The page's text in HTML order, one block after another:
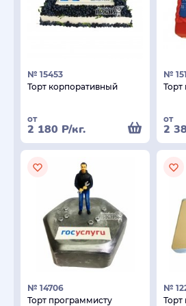
№ 15453
Торт корпоративный
от
2 180 Р/кг.
№
Торт
от
2
№ 14706
Торт программисту
№
Торт